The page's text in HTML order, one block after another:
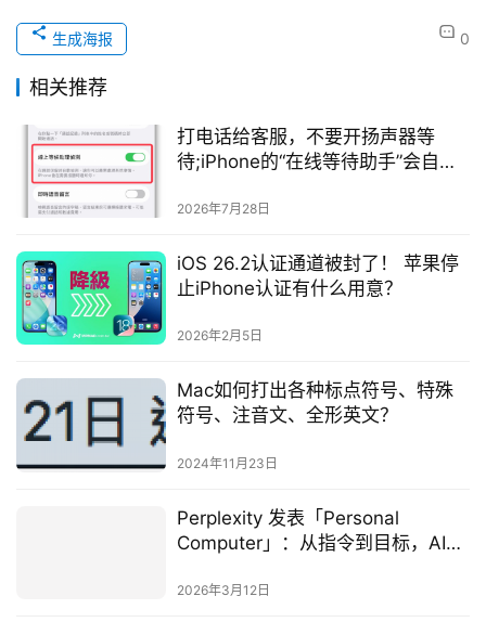
0
生成海报
相关推荐
打电话给客服，不要开扬声器等
待;iPhone的“在线等待助手”会自动
2026年7月28日
iOS 26.2认证通道被封了！ 苹果停
止iPhone认证有什么用意？
2026年2月5日
Mac如何打出各种标点符号、特殊
符号、注音文、全形英文？
2024年11月23日
Perplexity 发表「Personal
Computer」：从指令到目标，AI作
2026年3月12日